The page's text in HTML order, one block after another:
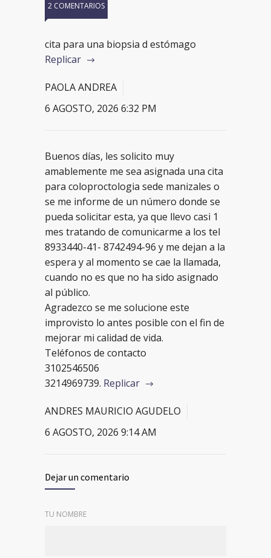
2 COMENTARIOS
cita para una biopsia d estómago
Replicar
PAOLA ANDREA
6 AGOSTO, 2026 6:32 PM
Buenos días, les solicito muy
amablemente me sea asignada una cita
para coloproctologia sede manizales o
se me informe de un número donde se
pueda solicitar esta, ya que llevo casi 1
mes tratando de comunicarme a los tel
8933440-41- 8742494-96 y me dejan a la
espera y al momento se cae la llamada,
cuando no es que no ha sido asignado
al público.
Agradezco se me solucione este
improvisto lo antes posible con el fin de
mejorar mi calidad de vida.
Teléfonos de contacto
3102546506
3214969739. Replicar
ANDRES MAURICIO AGUDELO
6 AGOSTO, 2026 9:14 AM
Dejar un comentario
TU NOMBRE